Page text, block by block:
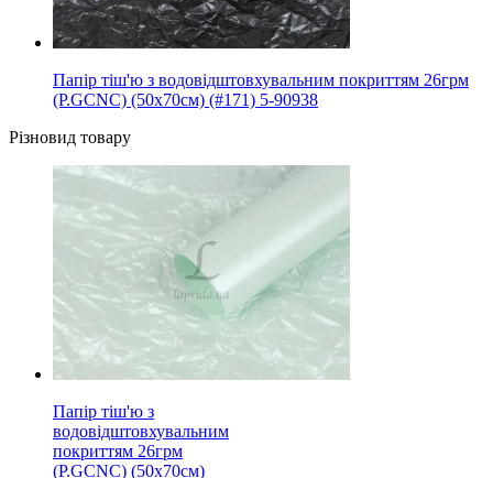
Папір тіш'ю з водовідштовхувальним покриттям 26грм
(P.GCNC) (50x70см) (#171) 5-90938
Різновид товару
Папір тіш'ю з
водовідштовхувальним
покриттям 26грм
(P.GCNC) (50x70см)